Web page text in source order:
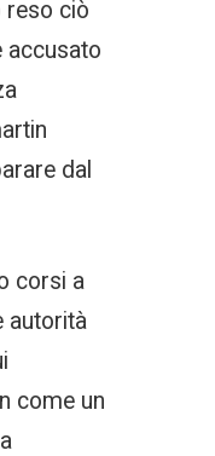
reso ciò
accusato
dal
corsi a
autorità
come un